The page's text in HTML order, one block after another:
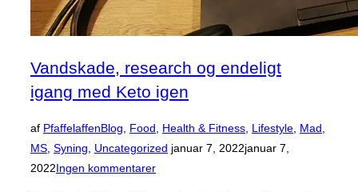
Vandskade, research og endeligt
igang med Keto igen
af PfaffelaffenBlog Food Health & Fitness Lifestyle Mad
MS Syning Uncategorized Udgivet
januar 7, 2022januar 7,
2022Ingen kommentarer